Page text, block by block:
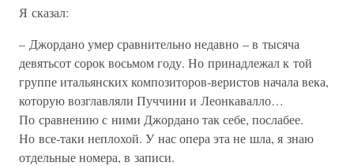
Я сказал:
– Джордано умер сравнительно недавно – в тысяча
девятьсот сорок восьмом году. Но принадлежал к той
группе итальянских композиторов-веристов начала века,
которую возглавляли Пуччини и Леонкавалло…
По сравнению с ними Джордано так себе, послабее.
Но все-таки неплохой. У нас опера эта не шла, я знаю
отдельные номера, в записи.